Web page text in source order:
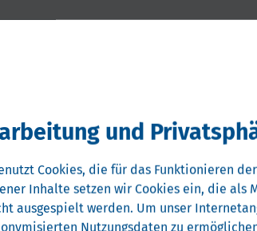
und Entwicklungsaktivitäten für
der Hochschulen und
des Technologietransfers und der
Unternehmen bei der Zulassung von
und Zusammenarbeit zwischen
und
Cookies, die für das Funktionieren
Inhalte setzen wir Cookies ein, die
ausgespielt werden. Um unser
Nutzungsdaten zu